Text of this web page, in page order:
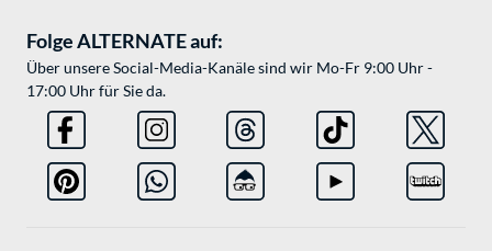
Folge ALTERNATE auf:
Über unsere Social-Media-Kanäle sind wir Mo-Fr 9:00 Uhr -
17:00 Uhr für Sie da.